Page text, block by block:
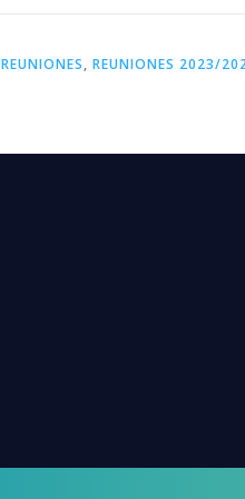
REUNIONES, REUNIONES 2023/